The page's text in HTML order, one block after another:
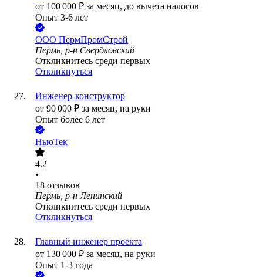
от 100 000 ₽ за месяц, до вычета налогов
Опыт 3-6 лет
ООО ПермПромСтрой
Пермь, р-н Свердловский
Откликнитесь среди первых
Откликнуться
Инженер-конструктор
от 90 000 ₽ за месяц, на руки
Опыт более 6 лет
НьюТек
4.2
•
18 отзывов
Пермь, р-н Ленинский
Откликнитесь среди первых
Откликнуться
Главный инженер проекта
от 130 000 ₽ за месяц, на руки
Опыт 1-3 года